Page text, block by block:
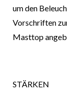
um den
Vorschriften
Masttop
STÄRKEN